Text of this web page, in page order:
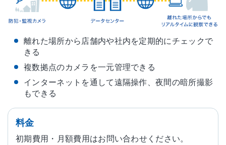
離れた場所から店舗内や社内を定期的にチェックで
きる
複数拠点のカメラを一元管理できる
インターネットを通して遠隔操作、夜間の暗所撮影
もできる
料金
初期費用・月額費用はお問い合わせください。